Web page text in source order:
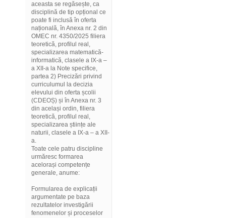
aceasta se regăsește, ca
disciplină de tip opțional ce
poate fi inclusă în oferta
națională, în Anexa nr. 2 din
OMEC nr. 4350/2025 filiera
teoretică, profilul real,
specializarea matematică-
informatică, clasele a IX-a –
a XII-a la Note specifice,
partea 2) Precizări privind
curriculumul la decizia
elevului din oferta școlii
(CDEOȘ) și în Anexa nr. 3
din același ordin, filiera
teoretică, profilul real,
specializarea științe ale
naturii, clasele a IX-a – a XII-
a.
Toate cele patru discipline
urmăresc formarea
acelorași competențe
generale, anume:
Formularea de explicații
argumentate pe baza
rezultatelor investigării
fenomenelor și proceselor